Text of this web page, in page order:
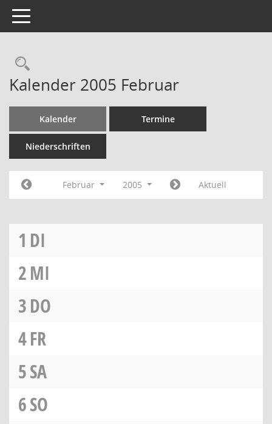
Toggle navigation
Rechercheauswahl
Kalender 2005 Februar
Kalender Termine
Niederschriften
Februar 2005 Aktuell
1 DI
2MI
3DO
4FR
5SA
6SO